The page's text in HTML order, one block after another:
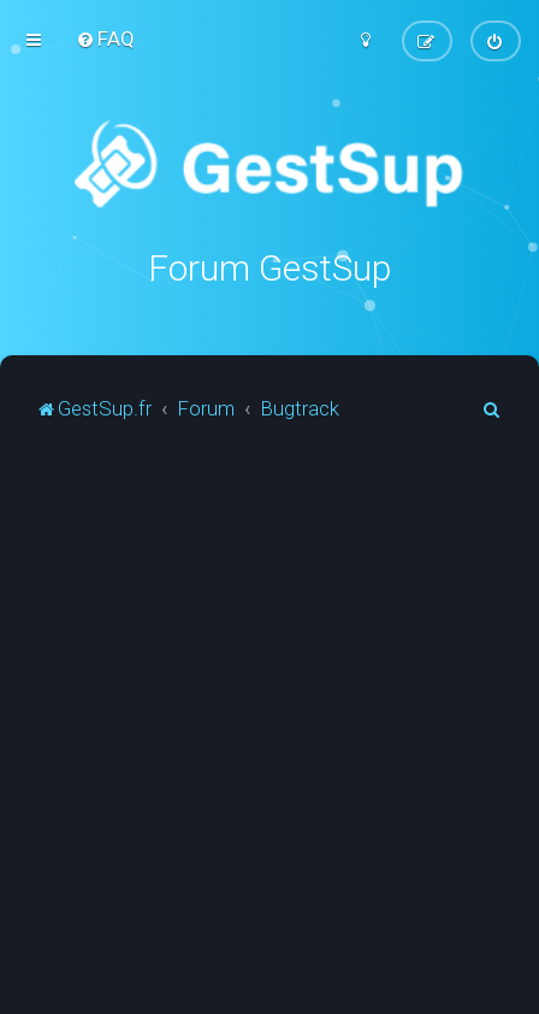
FAQ
Forum GestSup
GestSup.fr Forum Bugtrack